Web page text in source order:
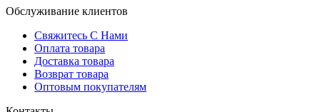
Обслуживание клиентов
Свяжитесь С Нами
Оплата товара
Доставка товара
Возврат товара
Оптовым покупателям